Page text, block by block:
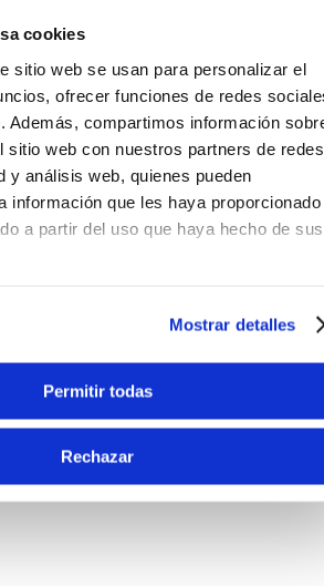
cookies
sitio web se usan para personalizar el
ofrecer funciones de redes
Además, compartimos información
sitio web con nuestros partners de redes
y análisis web, quienes pueden
información que les haya proporcionado
a partir del uso que haya hecho de sus
Mostrar detalles
Permitir todas
Rechazar
Y DIMENSIONES